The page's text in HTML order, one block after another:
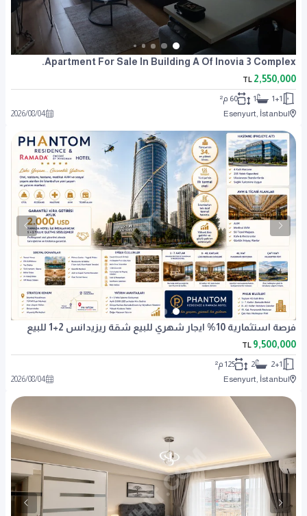
Apartment For Sale In Building A Of Inovia 3 Complex.
2,550,000
TL
1+1
1
60 م²
Esenyurt, İstanbul
2026/08/04
فرصة استثمارية 10% ايجار شهري للبيع شقة ريزيدانس 2+1 للبيع
9,500,000
TL
2+1
2
125 م²
Esenyurt, İstanbul
2026/08/04